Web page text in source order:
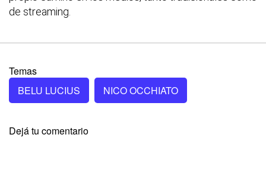
de streaming.
Temas
BELU LUCIUS
NICO OCCHIATO
Dejá tu comentario